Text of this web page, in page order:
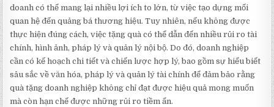
doanh có thể mang lại nhiều lợi ích to lớn, từ việc tạo dựng mối
quan hệ đến quảng bá thương hiệu. Tuy nhiên, nếu không được
thực hiện đúng cách, việc tặng quà có thể dẫn đến nhiều rủi ro tài
chính, hình ảnh, pháp lý và quản lý nội bộ. Do đó, doanh nghiệp
cần có kế hoạch chi tiết và chiến lược hợp lý, bao gồm sự hiểu biết
sâu sắc về văn hóa, pháp lý và quản lý tài chính để đảm bảo rằng
quà tặng doanh nghiệp không chỉ đạt được hiệu quả mong muốn
mà còn hạn chế được những rủi ro tiềm ẩn.